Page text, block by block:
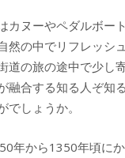
カヌーやペダルボー
然の中でリフレッシ
道の旅の途中で少し
融合する知る人ぞ知
でしょうか。
年から1350年頃に